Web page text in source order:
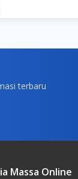
terbaru
Massa Online